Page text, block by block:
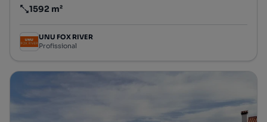
Preço por metro quadrado
1592 m²
UNU FOX RIVER
Profissional